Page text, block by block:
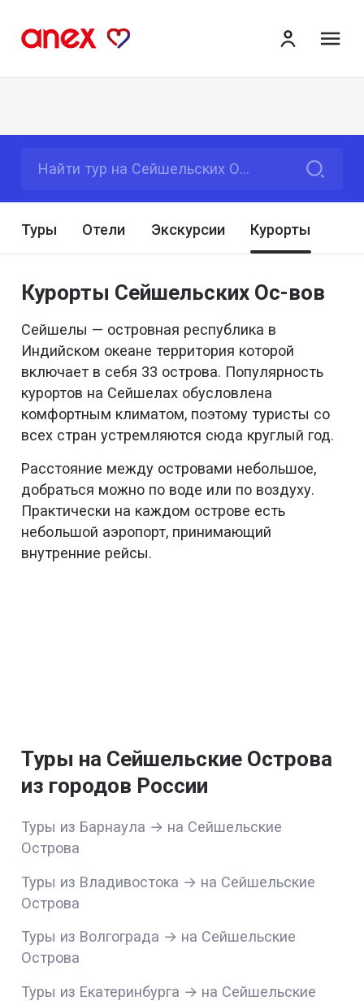
Найти тур на Сейшельских Островах
Туры Отели Экскурсии Курорты
Курорты Сейшельских Ос-вов
Сейшелы — островная республика в
Индийском океане территория которой
включает в себя 33 острова. Популярность
курортов на Сейшелах обусловлена
комфортным климатом, поэтому туристы со
всех стран устремляются сюда круглый год.
Расстояние между островами небольшое,
добраться можно по воде или по воздуху.
Практически на каждом острове есть
небольшой аэропорт, принимающий
внутренние рейсы.
Туры на Сейшельские Острова
из городов России
Туры из Барнаула → на Сейшельские
Острова
Туры из Владивостока → на Сейшельские
Острова
Туры из Волгограда → на Сейшельские
Острова
Туры из Екатеринбурга → на Сейшельские